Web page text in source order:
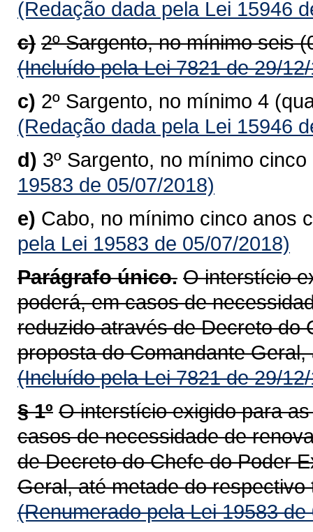
(Redação dada pela Lei 15946
c) 2º Sargento, no mínimo seis
(Incluído pela Lei 7821 de 29/
c) 2º Sargento, no mínimo 4
(Redação dada pela Lei 15946
d) 3º Sargento, no mínimo
19583 de 05/07/2018)
e) Cabo, no mínimo cinco anos
pela Lei 19583 de 05/07/2018)
Parágrafo único. O interstício
poderá, em casos de
reduzido através de Decreto do
proposta do Comandante
(Incluído pela Lei 7821 de 29/
§ 1º O interstício exigido para
casos de necessidade de
de Decreto do Chefe do Poder
Geral, até metade do respectivo
(Renumerado pela Lei 19583 de